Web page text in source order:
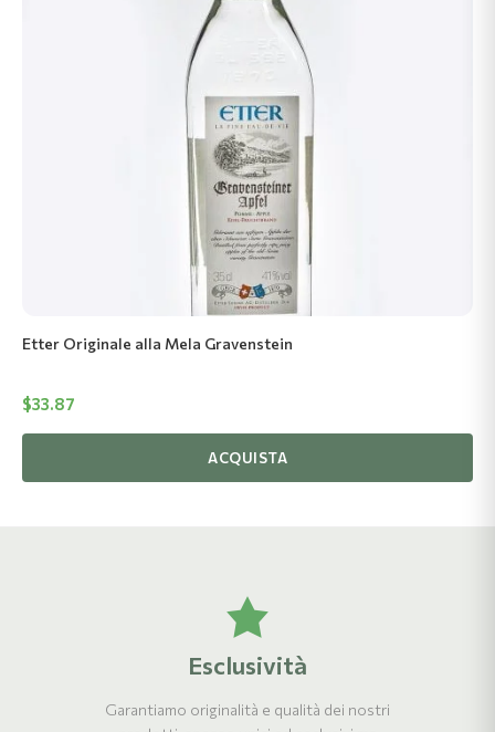
$304.87
Etter Originale alla Mela Gravenstein
$33.87
ACQUISTA
Esclusività
Garantiamo originalità e qualità dei nostri